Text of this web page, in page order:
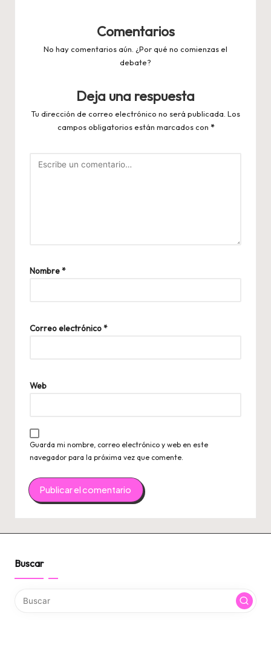
Comentarios
No hay comentarios aún. ¿Por qué no comienzas el
debate?
Deja una respuesta
Tu dirección de correo electrónico no será publicada. Los
campos obligatorios están marcados con *
Nombre*
Correo electrónico*
Web
Guarda mi nombre, correo electrónico y web en este
navegador para la próxima vez que comente.
Buscar